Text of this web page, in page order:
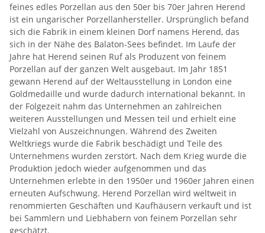
feines edles Porzellan aus den 50er bis 70er Jahren Herend
ist ein ungarischer Porzellanhersteller. Ursprünglich befand
sich die Fabrik in einem kleinen Dorf namens Herend, das
sich in der Nähe des Balaton-Sees befindet. Im Laufe der
Jahre hat Herend seinen Ruf als Produzent von feinem
Porzellan auf der ganzen Welt ausgebaut. Im Jahr 1851
gewann Herend auf der Weltausstellung in London eine
Goldmedaille und wurde dadurch international bekannt. In
der Folgezeit nahm das Unternehmen an zahlreichen
weiteren Ausstellungen und Messen teil und erhielt eine
Vielzahl von Auszeichnungen. Während des Zweiten
Weltkriegs wurde die Fabrik beschädigt und Teile des
Unternehmens wurden zerstört. Nach dem Krieg wurde die
Produktion jedoch wieder aufgenommen und das
Unternehmen erlebte in den 1950er und 1960er Jahren einen
erneuten Aufschwung. Herend Porzellan wird weltweit in
renommierten Geschäften und Kaufhäusern verkauft und ist
bei Sammlern und Liebhabern von feinem Porzellan sehr
geschätzt.